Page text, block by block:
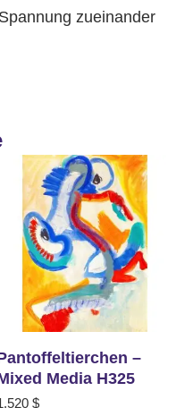
zueinander
–
Media H325
$